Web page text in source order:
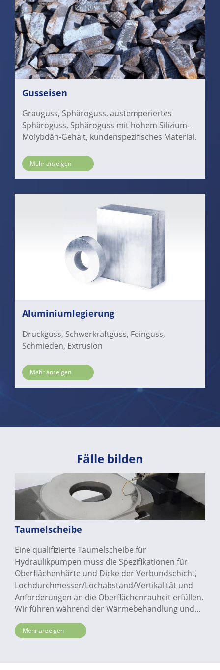
Gusseisen
Grauguss, Sphäroguss, austemperiertes
Sphäroguss, Sphäroguss mit hohem Silizium-
Molybdän-Gehalt, kundenspezifisches Material.
Mehr anzeigen
Aluminiumlegierung
Druckguss, Schwerkraftguss, Feinguss,
Schmieden, Extrusion
Mehr anzeigen
Fälle bilden
Taumelscheibe
Eine qualifizierte Taumelscheibe für
Hydraulikpumpen muss die Spezifikationen für
Oberflächenhärte und Dicke der Verbundschicht,
Lochdurchmesser/Lochabstand/Vertikalität und
Anforderungen an die Oberflächenrauheit erfüllen.
Wir führen während der Wärmebehandlung und
der Bearbeitungsprozesse Inspektionen durch, um
sicherzustellen, dass das Werkstück die
Mehr anzeigen